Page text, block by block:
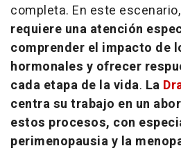
completa. En este escenario,
requiere una atención
comprender el impacto de
hormonales y ofrecer
cada etapa de la vida. La
centra su trabajo en un
estos procesos, con
perimenopausia y la